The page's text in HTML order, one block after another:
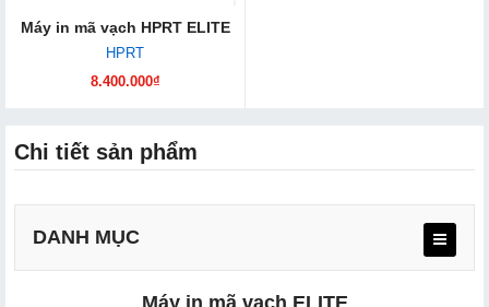
Máy in mã vạch HPRT ELITE
HPRT
8.400.000₫
Chi tiết sản phẩm
DANH MỤC
Máy in mã vạch ELITE